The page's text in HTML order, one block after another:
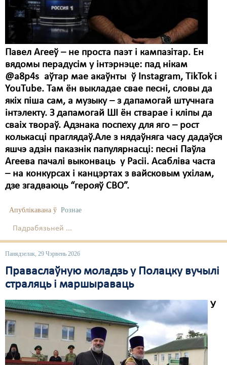
Павел Агееў – не проста паэт і кампазітар. Ен
вядомы перадусім у інтэрнэце: пад нікам
@a8p4s аўтар мае акаўнты ў Instagram, TіkTok і
YouTube. Там ён выкладае свае песні, словы да
якіх піша сам, а музыку – з дапамогай штучнага
інтэлекту. З дапамогай ШІ ён стварае і кліпы да
сваіх твораў. Адзнака поспеху для яго – рост
колькасці праглядаў.Але з нядаўняга часу дадаўся
яшчэ адзін паказнік папулярнасці: песні Паўла
Агеева пачалі выконваць у Расіі. Асабліва часта
– на конкурсах і канцэртах з вайсковым ухілам,
дзе згадваюць “герояў СВО”.
Апублікавана ў Рознае
Падрабязьней ...
Панядзелак, 29 Чэрвень 2026
Праваслаўную моладзь у Полацку вучылі
страляць і маршыраваць
У
Культурныя правы
ЛПП
Мігранты
Мірныя сходы
Палітвязьні
Праваабаронцы
Правы дзіцяці
Пэнітэнцыярная сыстэма
Распальваньне варожасьці
Свабода сумленьня
Суд
Сьмяротнае пакараньне
Экалёгія
Правы працоўных
Сацыяльныя правы